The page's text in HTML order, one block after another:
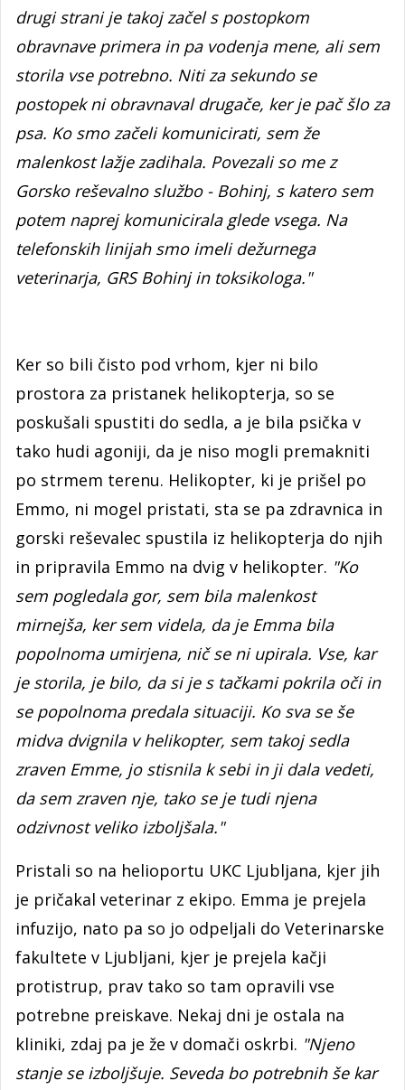
drugi strani je takoj začel s postopkom
obravnave primera in pa vodenja mene, ali sem
storila vse potrebno. Niti za sekundo se
postopek ni obravnaval drugače, ker je pač šlo za
psa. Ko smo začeli komunicirati, sem že
malenkost lažje zadihala. Povezali so me z
Gorsko reševalno službo - Bohinj, s katero sem
potem naprej komunicirala glede vsega. Na
telefonskih linijah smo imeli dežurnega
veterinarja, GRS Bohinj in toksikologa."
Ker so bili čisto pod vrhom, kjer ni bilo
prostora za pristanek helikopterja, so se
poskušali spustiti do sedla, a je bila psička v
tako hudi agoniji, da je niso mogli premakniti
po strmem terenu. Helikopter, ki je prišel po
Emmo, ni mogel pristati, sta se pa zdravnica in
gorski reševalec spustila iz helikopterja do njih
in pripravila Emmo na dvig v helikopter. "Ko
sem pogledala gor, sem bila malenkost
mirnejša, ker sem videla, da je Emma bila
popolnoma umirjena, nič se ni upirala. Vse, kar
je storila, je bilo, da si je s tačkami pokrila oči in
se popolnoma predala situaciji. Ko sva se še
midva dvignila v helikopter, sem takoj sedla
zraven Emme, jo stisnila k sebi in ji dala vedeti,
da sem zraven nje, tako se je tudi njena
odzivnost veliko izboljšala."
Pristali so na helioportu UKC Ljubljana, kjer jih
je pričakal veterinar z ekipo. Emma je prejela
infuzijo, nato pa so jo odpeljali do Veterinarske
fakultete v Ljubljani, kjer je prejela kačji
protistrup, prav tako so tam opravili vse
potrebne preiskave. Nekaj dni je ostala na
kliniki, zdaj pa je že v domači oskrbi. "Njeno
stanje se izboljšuje. Seveda bo potrebnih še kar